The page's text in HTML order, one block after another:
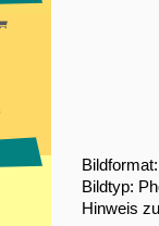
Bildtyp:
Hinweis